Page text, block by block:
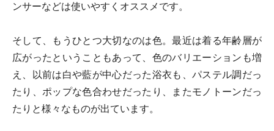
ンサーなどは使いやすくオススメです。
そして、もうひとつ大切なのは色。最近は着る年齢層が
広がったということもあって、色のバリエーションも増
え、以前は白や藍が中心だった浴衣も、パステル調だっ
たり、ポップな色合わせだったり、またモノトーンだっ
たりと様々なものが出ています。